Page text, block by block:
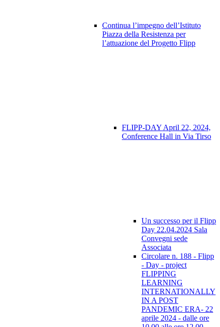
Continua l’impegno dell’Istituto
Piazza della Resistenza per
l’attuazione del Progetto Flipp
FLIPP-DAY April 22, 2024,
Conference Hall in Via Tirso
Un successo per il Flipp
Day 22.04.2024 Sala
Convegni sede
Associata
Circolare n. 188 - Flipp
- Day - project
FLIPPING
LEARNING
INTERNATIONALLY
IN A POST
PANDEMIC ERA- 22
aprile 2024 - dalle ore